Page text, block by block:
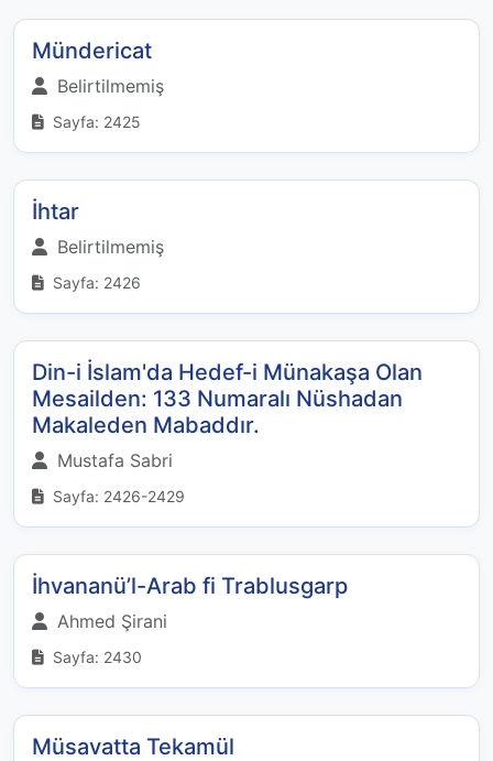
Mündericat
Belirtilmemiş
Sayfa: 2425
İhtar
Belirtilmemiş
Sayfa: 2426
Din-i İslam'da Hedef-i Münakaşa Olan
Mesailden: 133 Numaralı Nüshadan
Makaleden Mabaddır.
Mustafa Sabri
Sayfa: 2426-2429
İhvananü’l-Arab fi Trablusgarp
Ahmed Şirani
Sayfa: 2430
Müsavatta Tekamül